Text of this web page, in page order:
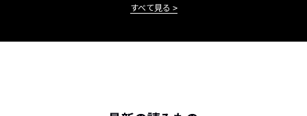
すべて見る